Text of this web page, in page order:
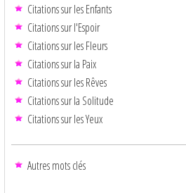
Citations sur les Enfants
Citations sur l'Espoir
Citations sur les Fleurs
Citations sur la Paix
Citations sur les Rêves
Citations sur la Solitude
Citations sur les Yeux
Autres mots clés